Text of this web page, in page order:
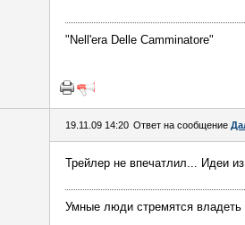
"Nell'era Delle Сamminatore"
19.11.09 14:20 Ответ на сообщение
Трейлер не впечатлил... Идеи
Умные люди стремятся владеть